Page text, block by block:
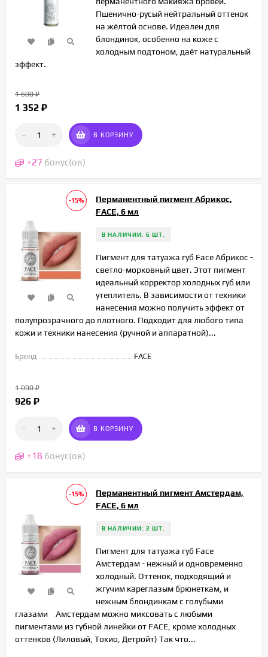
Пшенично-русый нейтральный оттенок
на жёлтой основе. Идеален для
блондинок, особенно на коже с
холодным подтонoм, даёт натуральный
эффект.
1 600₽
1 352 ₽
- + В КОРЗИНУ
+27 бонус(ов)
-15%
Перманентный пигмент Абрикос,
FACE, 6 мл
В НАЛИЧИИ: 6 ШТ.
Пигмент для татуажа губ Face Абрикос -
светло-морковный цвет. Этот пигмент
идеальный корректор холодных губ или
утеплитель. В зависимости от техники
нанесения можно получить эффект от
полупрозрачного до плотного. Подходит для любого типа
кожи и техники нанесения (ручной и аппаратной)...
Бренд FACE
1 090₽
926 ₽
- + В КОРЗИНУ
+18 бонус(ов)
-15%
Перманентный пигмент Амстердам,
FACE, 6 мл
В НАЛИЧИИ: 2 ШТ.
Пигмент для татуажа губ Face
Амстердам - нежный и одновременно
холодный. Оттенок, подходящий и
жгучим кареглазым брюнеткам, и
нежным блондинкам с голубыми
глазами⠀ Амстердам можно миксовать с любыми
пигментами из губной линейки от FACE, кроме холодных
оттенков (Лиловый, Токио, Детройт) Так что...